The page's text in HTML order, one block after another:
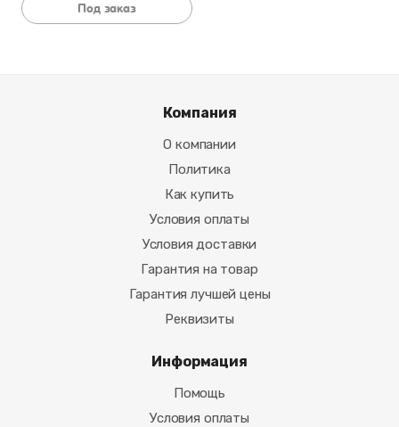
Под заказ
Компания
О компании
Политика
Как купить
Условия оплаты
Условия доставки
Гарантия на товар
Гарантия лучшей цены
Реквизиты
Информация
Помощь
Условия оплаты